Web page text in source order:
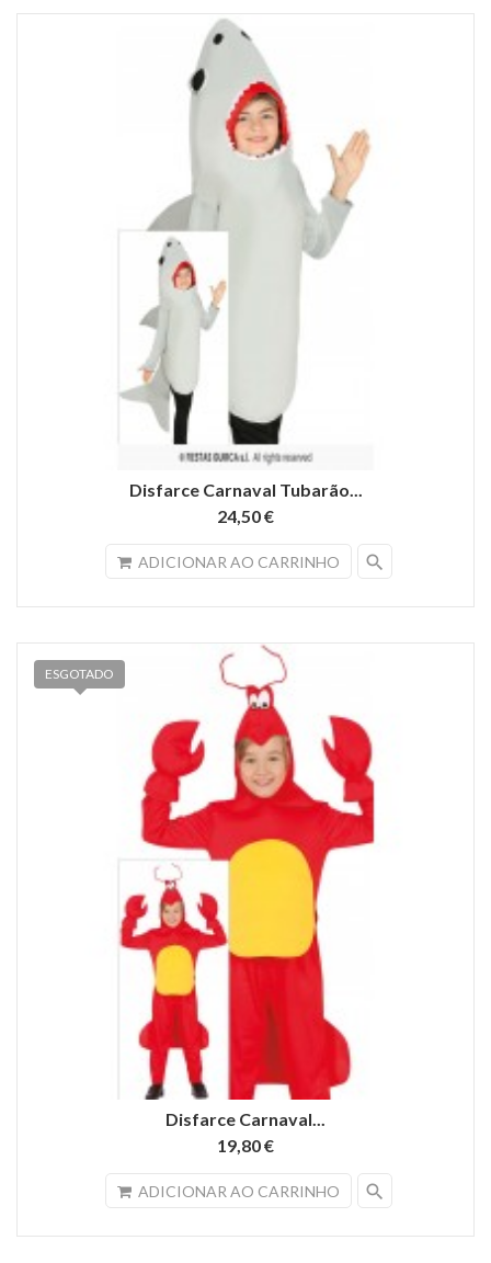
Disfarce Carnaval Tubarão...
24,50 €
ADICIONAR AO CARRINHO search
Disfarce Carnaval...
19,80 €
ADICIONAR AO CARRINHO search
ESGOTADO